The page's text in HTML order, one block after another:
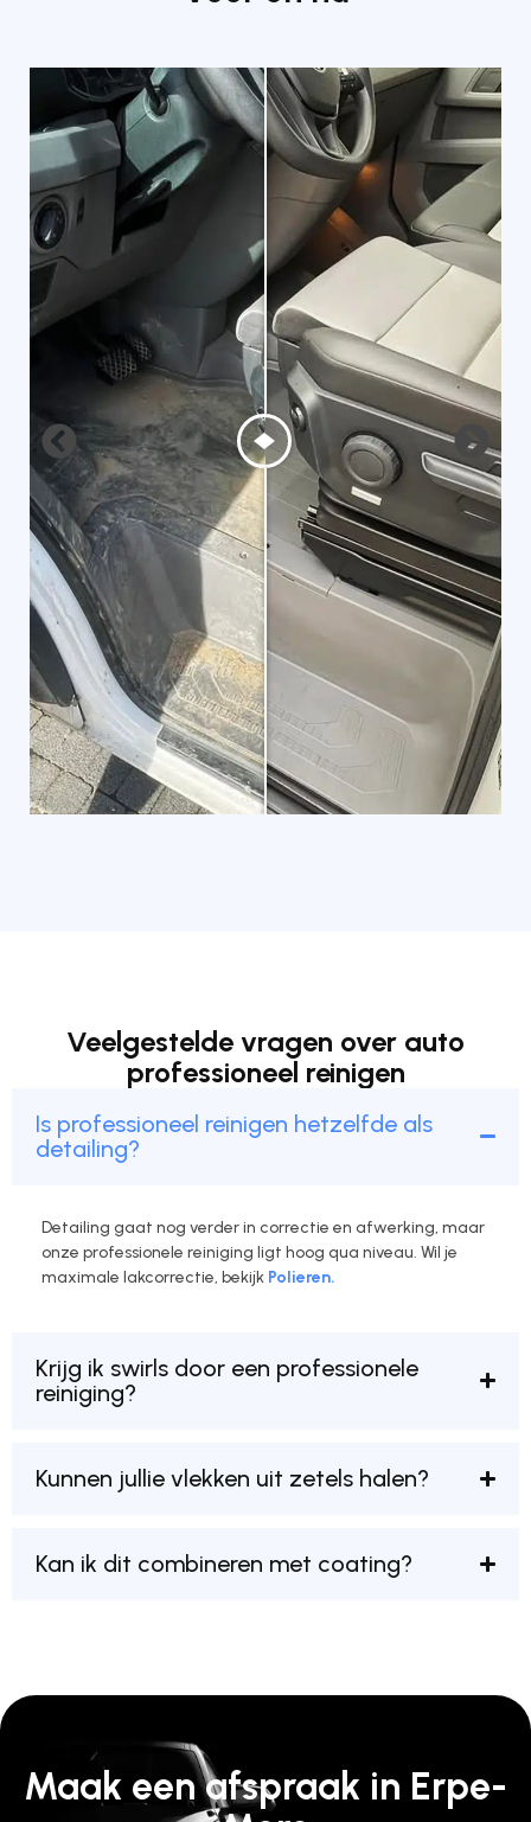
Veelgestelde vragen over auto
professioneel reinigen
Is professioneel reinigen hetzelfde als
detailing?
Detailing gaat nog verder in correctie en afwerking, maar
onze professionele reiniging ligt hoog qua niveau. Wil je
maximale lakcorrectie, bekijk Polieren.
Krijg ik swirls door een professionele
reiniging?
Kunnen jullie vlekken uit zetels halen?
Kan ik dit combineren met coating?
Maak een afspraak in Erpe-